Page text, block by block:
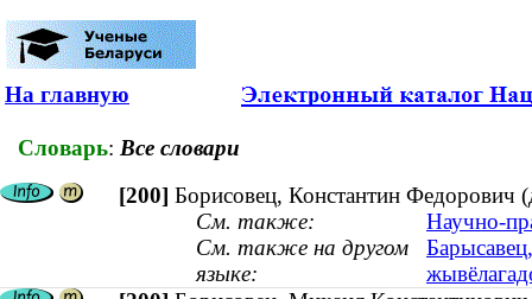
На главную
Словарь: Все словари
[200] Борисовец, Константин Федорович
См. также:
Научно-
См. также на другом
языке: